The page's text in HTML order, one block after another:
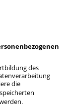
des
die